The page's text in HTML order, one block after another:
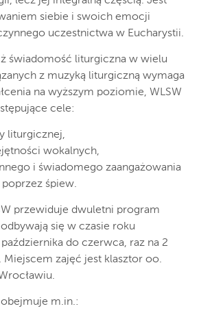
siebie i swoich emocji
uczestnictwa w Eucharystii.
świadomość liturgiczna w wielu
z muzyką liturgiczną wymaga
na wyższym poziomie, WLSW
cele:
liturgicznej,
wokalnych,
i świadomego zaangażowania
śpiew.
przewiduje dwuletni program
się w czasie roku
do czerwca, raz na 2
zajęć jest klasztor oo.
obejmuje m.in.: